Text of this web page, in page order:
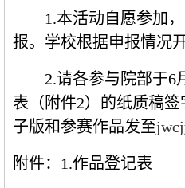
1.本活动自愿参加
报。学校根据申报情况
2.请各参与院部于6
表（附件2）的纸质稿
子版和参赛作品发至
附件： 1.作品登记表